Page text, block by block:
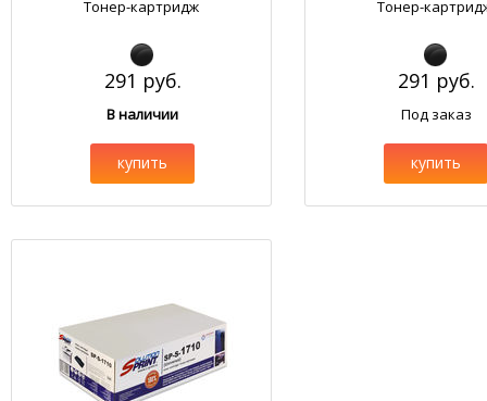
Тонер-картридж
291 руб.
В наличии
купить
Тонер-
291 руб.
Под заказ
купить